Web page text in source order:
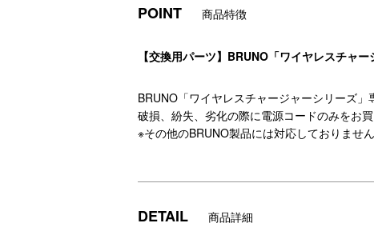
POINT 商品特徴
【交換用パーツ】BRUNO「ワイヤレスチャ
BRUNO「ワイヤレスチャージャーシリーズ」
破損、紛失、劣化の際に電源コードのみをお買
※その他のBRUNO製品には対応しておりません
DETAIL 商品詳細